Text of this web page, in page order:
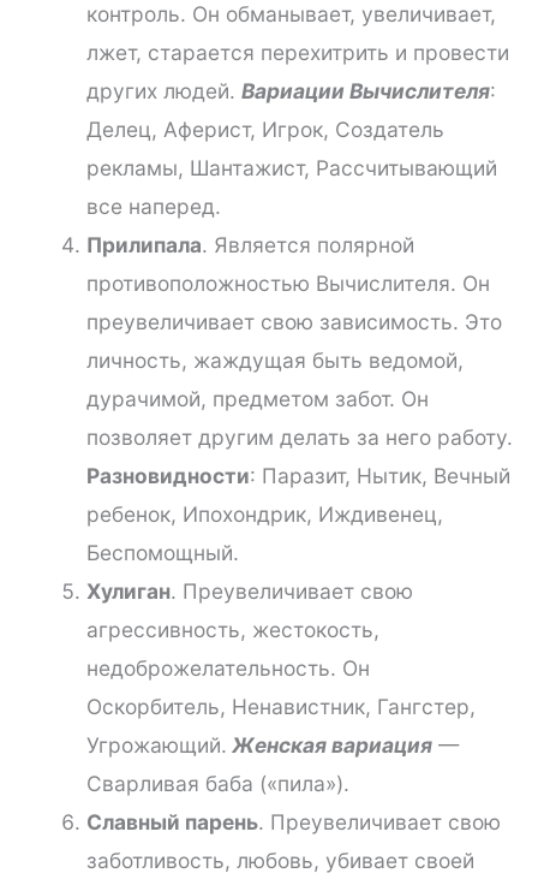
контроль. Он обманывает, увеличивает,
лжет, старается перехитрить и провести
других людей. Вариации Вычислителя:
Делец, Аферист, Игрок, Создатель
рекламы, Шантажист, Рассчитывающий
все наперед.
Прилипала. Является полярной
противоположностью Вычислителя. Он
преувеличивает свою зависимость. Это
личность, жаждущая быть ведомой,
дурачимой, предметом забот. Он
позволяет другим делать за него работу.
Разновидности: Паразит, Нытик, Вечный
ребенок, Ипохондрик, Иждивенец,
Беспомощный.
Хулиган. Преувеличивает свою
агрессивность, жестокость,
недоброжелательность. Он
Оскорбитель, Ненавистник, Гангстер,
Угрожающий. Женская вариация—
Сварливая баба («пила»).
Славный парень. Преувеличивает свою
заботливость, любовь, убивает своей